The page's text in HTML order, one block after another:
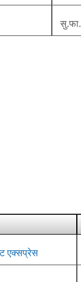
सु.फा.
एक्सप्रेस